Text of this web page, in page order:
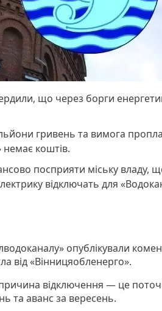
що через борги
гривень та вимога
коштів.
посприяти міську владу,
відключать для
опублікували
від «Вінницяобленерго».
відключення — це
та аванс за вересень.